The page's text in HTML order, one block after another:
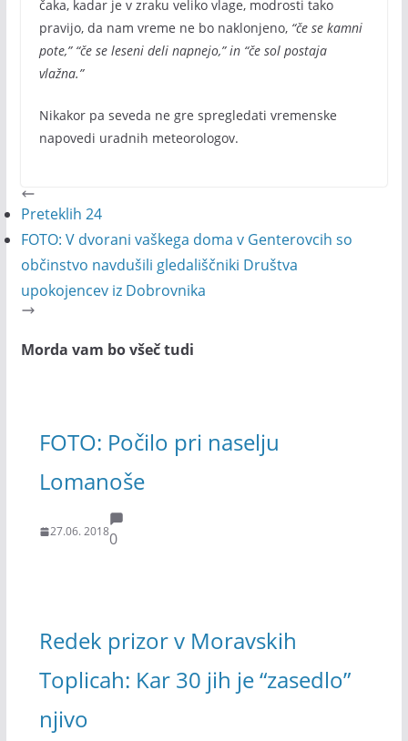
čaka, kadar je v zraku veliko vlage, modrosti tako
pravijo, da nam vreme ne bo naklonjeno, “če se kamni
pote,” “če se leseni deli napnejo,” in “če sol postaja
vlažna.”
Nikakor pa seveda ne gre spregledati vremenske
napovedi uradnih meteorologov.
Preteklih 24
FOTO: V dvorani vaškega doma v Genterovcih so
občinstvo navdušili gledališčniki Društva
upokojencev iz Dobrovnika
Morda vam bo všeč tudi
FOTO: Počilo pri naselju
Lomanoše
27.06. 20180
Redek prizor v Moravskih
Toplicah: Kar 30 jih je “zasedlo”
njivo